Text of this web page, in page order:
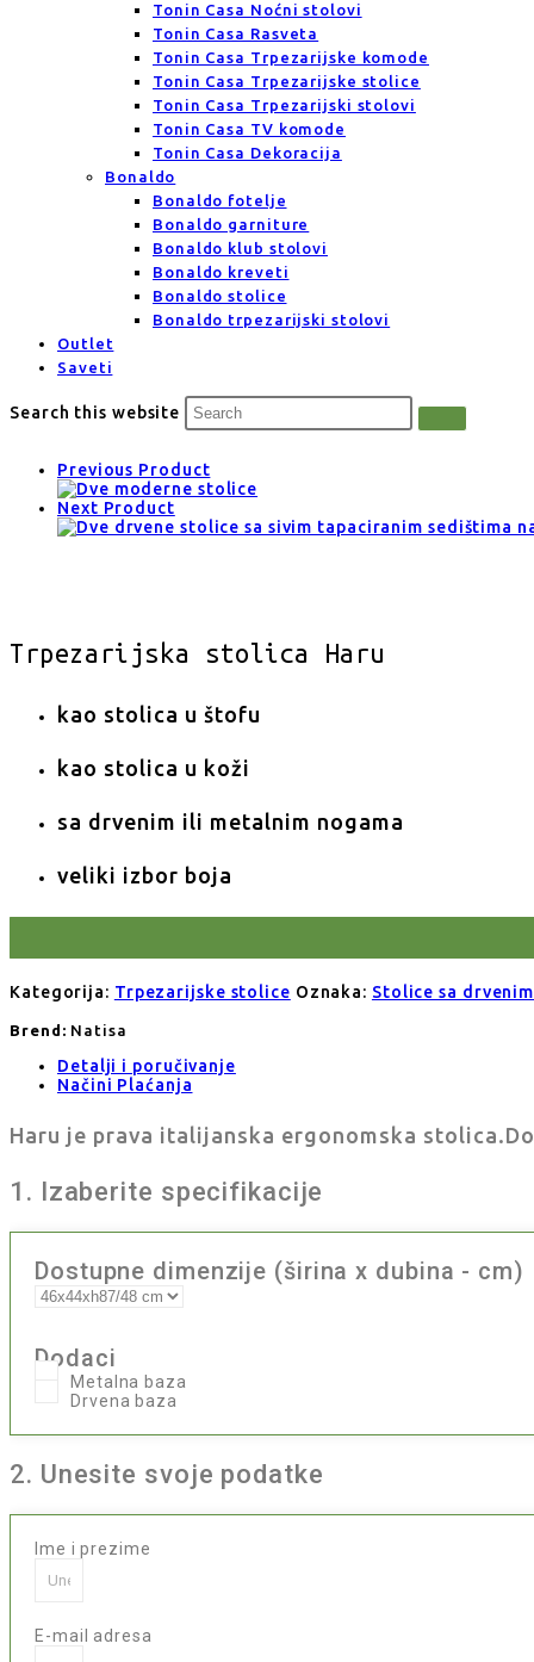
Tonin Casa Noćni stolovi
Tonin Casa Rasveta
Tonin Casa Trpezarijske komode
Tonin Casa Trpezarijske stolice
Tonin Casa Trpezarijski stolovi
Tonin Casa TV komode
Tonin Casa Dekoracija
Bonaldo
Bonaldo fotelje
Bonaldo garniture
Bonaldo klub stolovi
Bonaldo kreveti
Bonaldo stolice
Bonaldo trpezarijski stolovi
Outlet
Saveti
Search this website
Previous Product
Next Product
Trpezarijska stolica Haru
kao stolica u štofu
kao stolica u koži
sa drvenim ili metalnim nogama
veliki izbor boja
Kategorija: Trpezarijske stolice Oznaka: Stolice sa
Brend: Natisa
Detalji i poručivanje
Načini Plaćanja
Haru je prava italijanska ergonomska
1. Izaberite specifikacije
Dostupne dimenzije (širina x dubina - cm)
Dodaci
Metalna baza
Drvena baza
2. Unesite svoje podatke
Ime i prezime
E-mail adresa